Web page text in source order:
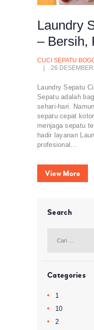
Laundry
– Bersih,
CUCI SEPATU
26
Laundry Sepatu
Sepatu adalah
sehari-hari.
sepatu cepat
menjaga sepatu
hadir layanan
profesional…
View More
Search
untuk:
Categories
1
10
2